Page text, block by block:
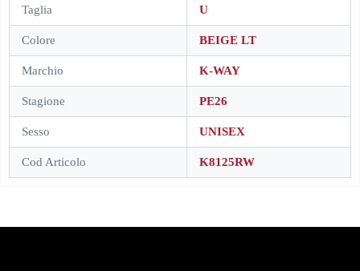
Taglia U
Colore BEIGE LT
Marchio K-WAY
Stagione PE26
Sesso UNISEX
Cod Articolo K8125RW